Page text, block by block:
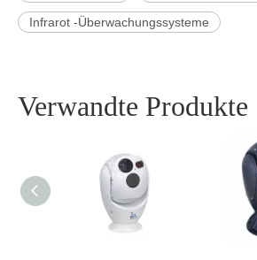
Infrarot -Überwachungssysteme
Verwandte Produkte